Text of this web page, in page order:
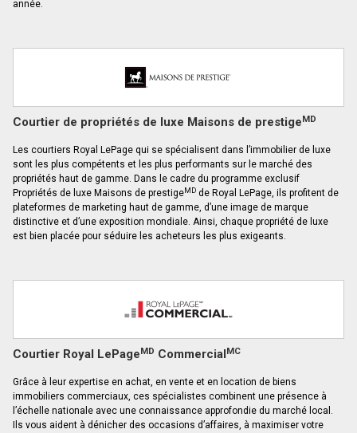
année.
Courtier de propriétés de luxe Maisons de prestigeMD
Les courtiers Royal LePage qui se spécialisent dans l’immobilier de luxe
sont les plus compétents et les plus performants sur le marché des
propriétés haut de gamme. Dans le cadre du programme exclusif
Propriétés de luxe Maisons de prestigeMD de Royal LePage, ils profitent de
plateformes de marketing haut de gamme, d’une image de marque
distinctive et d’une exposition mondiale. Ainsi, chaque propriété de luxe
est bien placée pour séduire les acheteurs les plus exigeants.
Courtier Royal LePageMD Commercial MC
Grâce à leur expertise en achat, en vente et en location de biens
immobiliers commerciaux, ces spécialistes combinent une présence à
l’échelle nationale avec une connaissance approfondie du marché local.
Ils vous aident à dénicher des occasions d’affaires, à maximiser votre